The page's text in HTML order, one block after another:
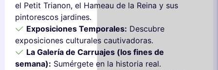
el Petit Trianon, el Hameau de la Reina y sus
pintorescos jardines.
Exposiciones Temporales: Descubre
exposiciones culturales cautivadoras.
La Galería de Carruajes (los fines de
semana): Sumérgete en la historia real.